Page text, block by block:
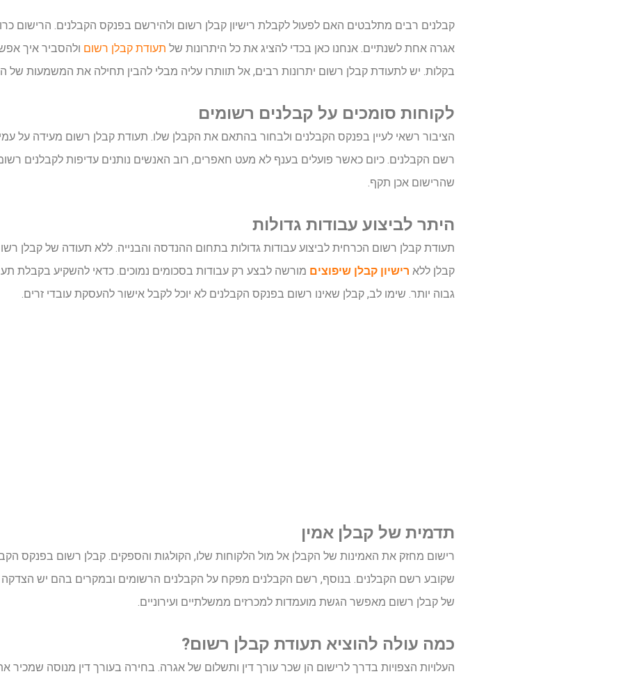
קבלנים רבים מתלבטים האם לפעול לקבלת רישיון קבלן רשום ולהירשם בפנקס הקבלנים. הרישום
אגרה אחת לשנתיים. אנחנו כאן בכדי להציג את כל היתרונות של תעודת קבלן רשום ולהסביר איך
בקלות. יש לתעודת קבלן רשום יתרונות רבים, אל תוותרו עליה מבלי להבין תחילה את המשמעות של
לקוחות סומכים על קבלנים רשומים
הציבור רשאי לעיין בפנקס הקבלנים ולבחור בהתאם את הקבלן שלו. תעודת קבלן רשום מעידה על
רשם הקבלנים. כיום כאשר פועלים בענף לא מעט חאפרים, רוב האנשים נותנים עדיפות לקבלנים
שהרישום אכן תקף.
היתר לביצוע עבודות גדולות
תעודת קבלן רשום הכרחית לביצוע עבודות גדולות בתחום ההנדסה והבנייה. ללא תעודה של קבלן
קבלן ללא רישיון קבלן שיפוצים מורשה לבצע רק עבודות בסכומים נמוכים. כדאי להשקיע בקבלת
גבוה יותר. שימו לב, קבלן שאינו רשום בפנקס הקבלנים לא יוכל לקבל אישור להעסקת עובדי זרים.
תדמית של קבלן אמין
רישום מחזק את האמינות של הקבלן אל מול הלקוחות שלו, הקולגות והספקים. קבלן רשום בפנקס
שקובע רשם הקבלנים. בנוסף, רשם הקבלנים מפקח על הקבלנים הרשומים ובמקרים בהם יש
של קבלן רשום מאפשר הגשת מועמדות למכרזים ממשלתיים ועירוניים.
כמה עולה להוציא תעודת קבלן רשום?
העלויות הצפויות בדרך לרישום הן שכר עורך דין ותשלום של אגרה. בחירה בעורך דין מנוסה